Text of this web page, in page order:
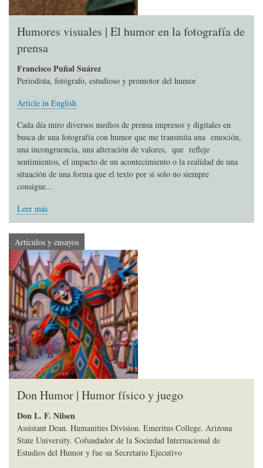
Humores visuales | El humor en la fotografía de
prensa
Francisco Puñal Suárez
Periodista, fotógrafo, estudioso y promotor del humor
Article in English
Cada día miro diversos medios de prensa impresos y digitales en
busca de una fotografía con humor que me transmita una emoción,
una incongruencia, una alteración de valores, que refleje
sentimientos, el impacto de un acontecimiento o la realidad de una
situación de una forma que el texto por sí solo no siempre
consigue...
Leer más
Artículos y ensayos
Don Humor | Humor físico y juego
Don L. F. Nilsen
Assistant Dean. Humanities Division. Emeritus College. Arizona
State University. Cofundador de la Sociedad Internacional de
Estudios del Humor y fue su Secretario Ejecutivo